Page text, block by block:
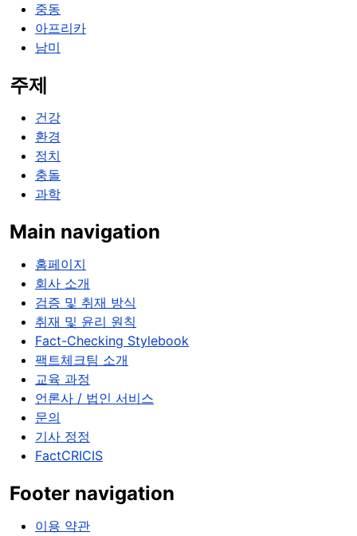
중동
아프리카
남미
주제
건강
환경
정치
충돌
과학
Main navigation
홈페이지
회사 소개
검증 및 취재 방식
취재 및 윤리 원칙
Fact-Checking Stylebook
팩트체크팀 소개
교육 과정
언론사 / 법인 서비스
문의
기사 정정
FactCRICIS
Footer navigation
이용 약관